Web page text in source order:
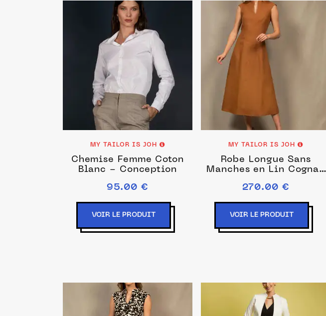
MY TAILOR IS JOH
Chemise Femme Coton
Blanc - Conception
95.00 €
VOIR LE PRODUIT
MY TAILOR IS JOH
Robe Longue Sans
Manches en Lin Cognac
270.00 €
VOIR LE PRODUIT